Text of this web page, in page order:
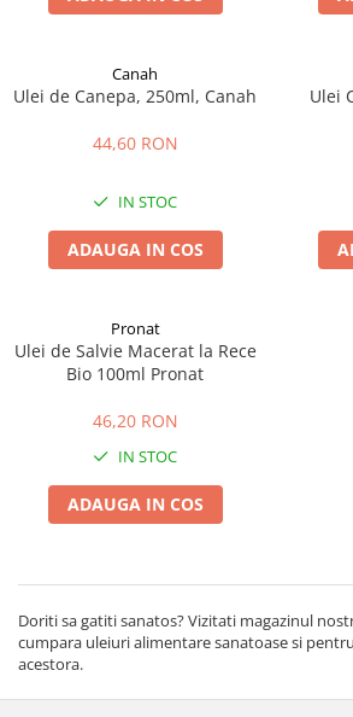
Canah
Ulei de Canepa, 250ml, Canah
44,60 RON
IN STOC
ADAUGA IN COS
Ulei
Pronat
Ulei de Salvie Macerat la Rece
Bio 100ml Pronat
46,20 RON
IN STOC
ADAUGA IN COS
Doriti sa gatiti sanatos? Vizitati magazinul
cumpara uleiuri alimentare sanatoase si
acestora.